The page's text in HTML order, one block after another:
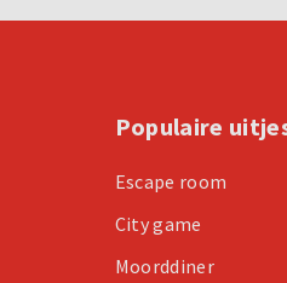
Populaire
Escape room
City game
Moorddiner